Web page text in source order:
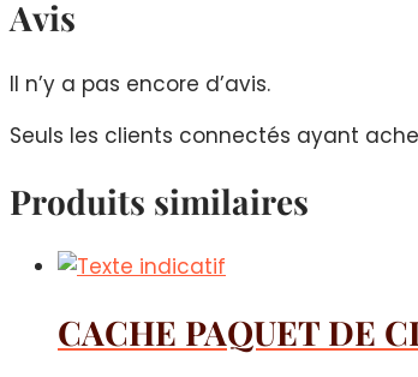
Avis
Il n’y a pas encore d’avis.
Seuls les clients connectés ayant
Produits similaires
CACHE PAQUET DE